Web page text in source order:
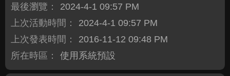
最後瀏覽：
2024-4-1 09:57 PM
上次活動時間：
2024-4-1 09:57 PM
上次發表時間：
2016-11-12 09:48 PM
所在時區：
使用系統預設